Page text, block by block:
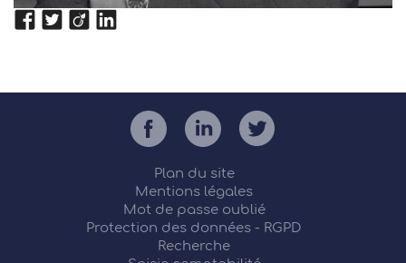
Plan du site
Mentions légales
Mot de passe oublié
Protection des données - RGPD
Recherche